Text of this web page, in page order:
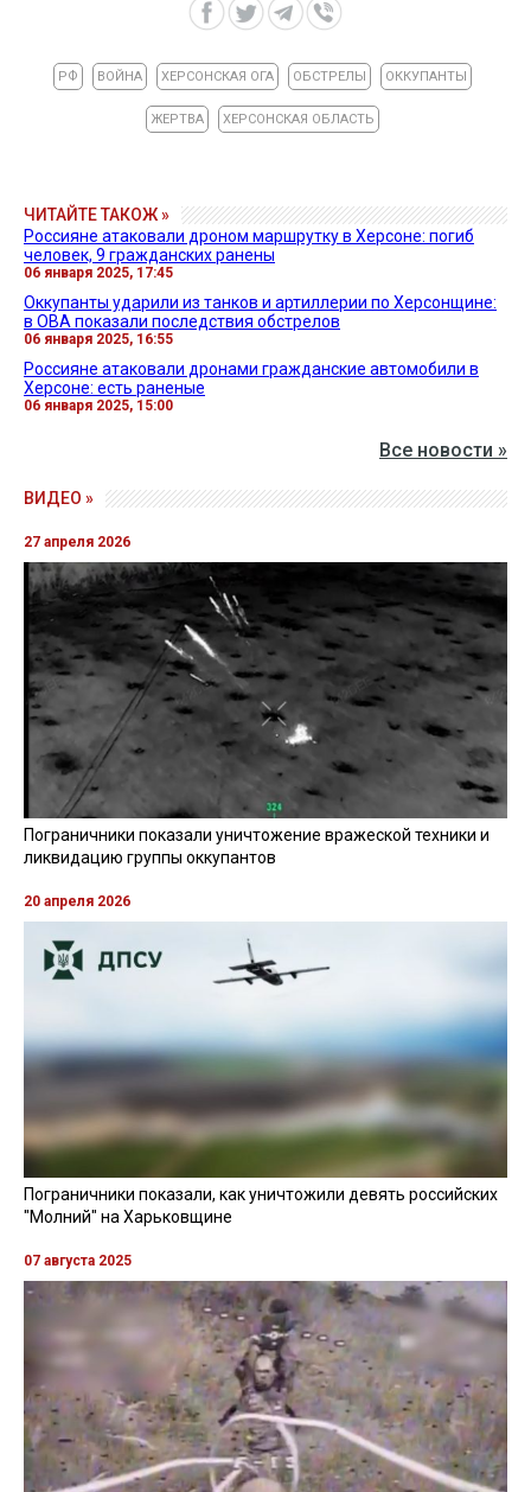
РФ ВОЙНА ХЕРСОНСКАЯ ОГА ОБСТРЕЛЫ ОККУПАНТЫ
ЖЕРТВА ХЕРСОНСКАЯ ОБЛАСТЬ
ЧИТАЙТЕ ТАКОЖ »
Россияне атаковали дроном маршрутку в Херсоне: погиб
человек, 9 гражданских ранены
06 января 2025, 17:45
Оккупанты ударили из танков и артиллерии по Херсонщине:
в ОВА показали последствия обстрелов
06 января 2025, 16:55
Россияне атаковали дронами гражданские автомобили в
Херсоне: есть раненые
06 января 2025, 15:00
Все новости »
ВИДЕО »
27 апреля 2026
Пограничники показали уничтожение вражеской техники и
ликвидацию группы оккупантов
20 апреля 2026
Пограничники показали, как уничтожили девять российских
"Молний" на Харьковщине
07 августа 2025